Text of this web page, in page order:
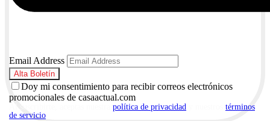
Email Address
Doy mi consentimiento para recibir correos electrónicos
promocionales de casaactual.com
política de privacidad
términos
de servicio